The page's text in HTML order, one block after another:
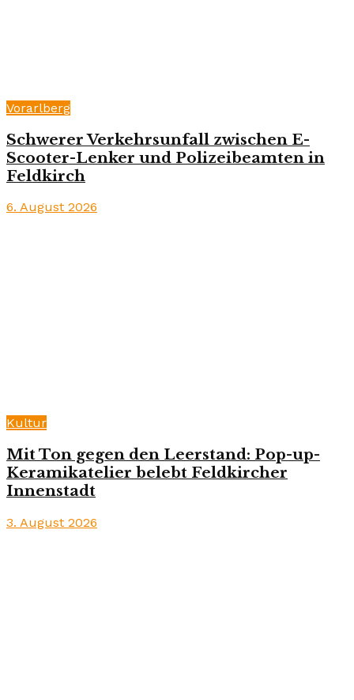
Vorarlberg
Schwerer Verkehrsunfall zwischen E-
Scooter-Lenker und Polizeibeamten in
Feldkirch
6. August 2026
Kultur
Mit Ton gegen den Leerstand: Pop-up-
Keramikatelier belebt Feldkircher
Innenstadt
3. August 2026